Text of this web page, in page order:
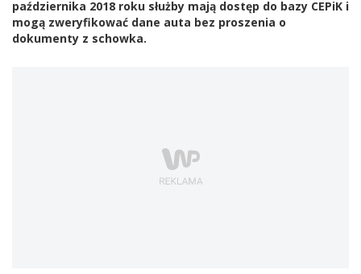
października 2018 roku służby mają dostęp do bazy CEPiK i
mogą zweryfikować dane auta bez proszenia o
dokumenty z schowka.